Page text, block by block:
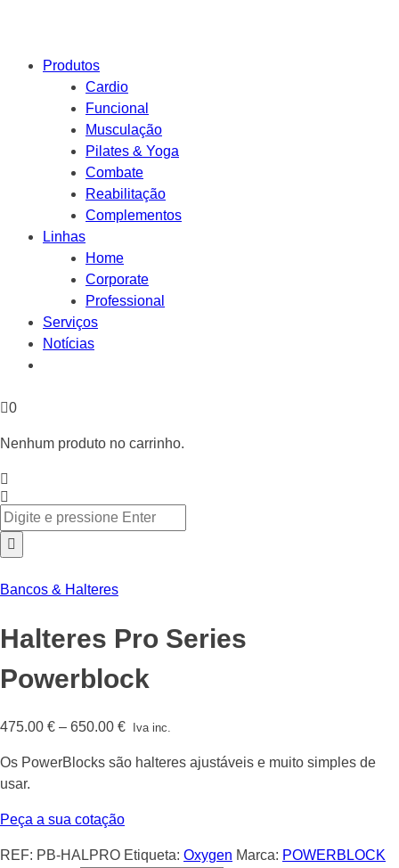
Produtos
Cardio
Funcional
Musculação
Pilates & Yoga
Combate
Reabilitação
Complementos
Linhas
Home
Corporate
Professional
Serviços
Notícias
0
Nenhum produto no carrinho.
Bancos & Halteres
Halteres Pro Series
Powerblock
475.00 € – 650.00 €Price
475.00 €
Iva inc.
Os PowerBlocks são halteres ajustáveis e muito simples de
usar.
Peça a sua cotação
REF: PB-HALPRO Etiqueta: Oxygen Marca: POWERBLOCK